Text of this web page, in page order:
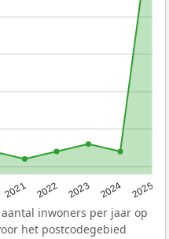
2021 2022 2023 2024 2025
inwoners per jaar op
het postcodegebied